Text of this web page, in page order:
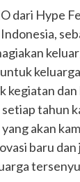
dari Hype
untuk
kegiatan
tahun
akan
baru